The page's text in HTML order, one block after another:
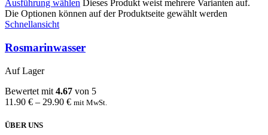
Ausführung wählen Dieses Produkt weist mehrere Varianten auf.
Die Optionen können auf der Produktseite gewählt werden
Schnellansicht
Rosmarinwasser
Auf Lager
Bewertet mit 4.67 von 5
11.90 € – 29.90 € mit MwSt.
ÜBER UNS